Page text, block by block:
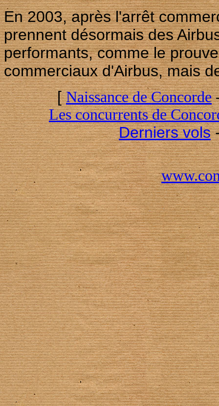
En 2003, après l'arrêt
prennent désormais des
performants, comme le
commerciaux d'Airbus, mais
[ Naissance de Concorde
Les concurrents de
Derniers vols